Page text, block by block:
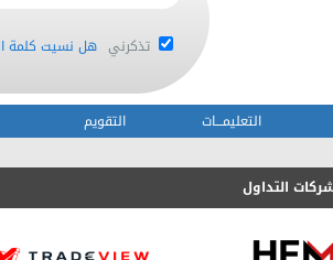
تذكرني هل نسيت كلمة
التعليمـــات التقويم
التداول